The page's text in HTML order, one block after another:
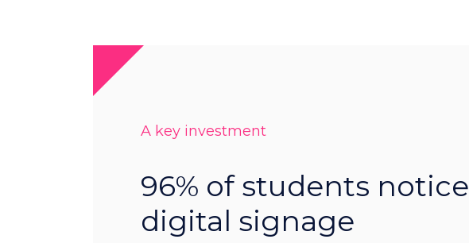
A key investment
96% of students notice
digital signage